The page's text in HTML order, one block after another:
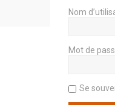
Nom
Mot de
Se